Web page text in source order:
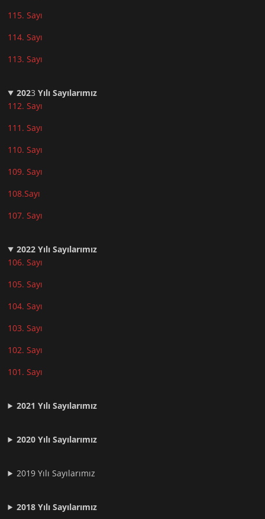
115. Sayı
114. Sayı
113. Sayı
2023Yılı Sayılarımız
112. Sayı
111. Sayı
110. Sayı
109. Sayı
108.Sayı
107. Sayı
2022 Yılı Sayılarımız
106. Sayı
105. Sayı
104. Sayı
103. Sayı
102. Sayı
101. Sayı
2021 Yılı Sayılarımız
2020 Yılı Sayılarımız
2019 Yılı Sayılarımız
2018 Yılı Sayılarımız